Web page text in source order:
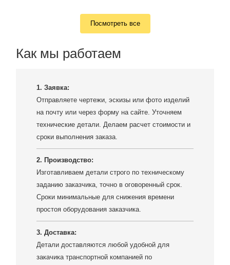
Посмотреть все
Как мы работаем
1. Заявка:
Отправляете чертежи, эскизы или фото изделий
на почту или через форму на сайте. Уточняем
технические детали. Делаем расчет стоимости и
сроки выполнения заказа.
2. Производство:
Изготавливаем детали строго по техническому
заданию заказчика, точно в оговоренный срок.
Сроки минимальные для снижения времени
простоя оборудования заказчика.
3. Доставка:
Детали доставляются любой удобной для
закачика транспортной компанией по